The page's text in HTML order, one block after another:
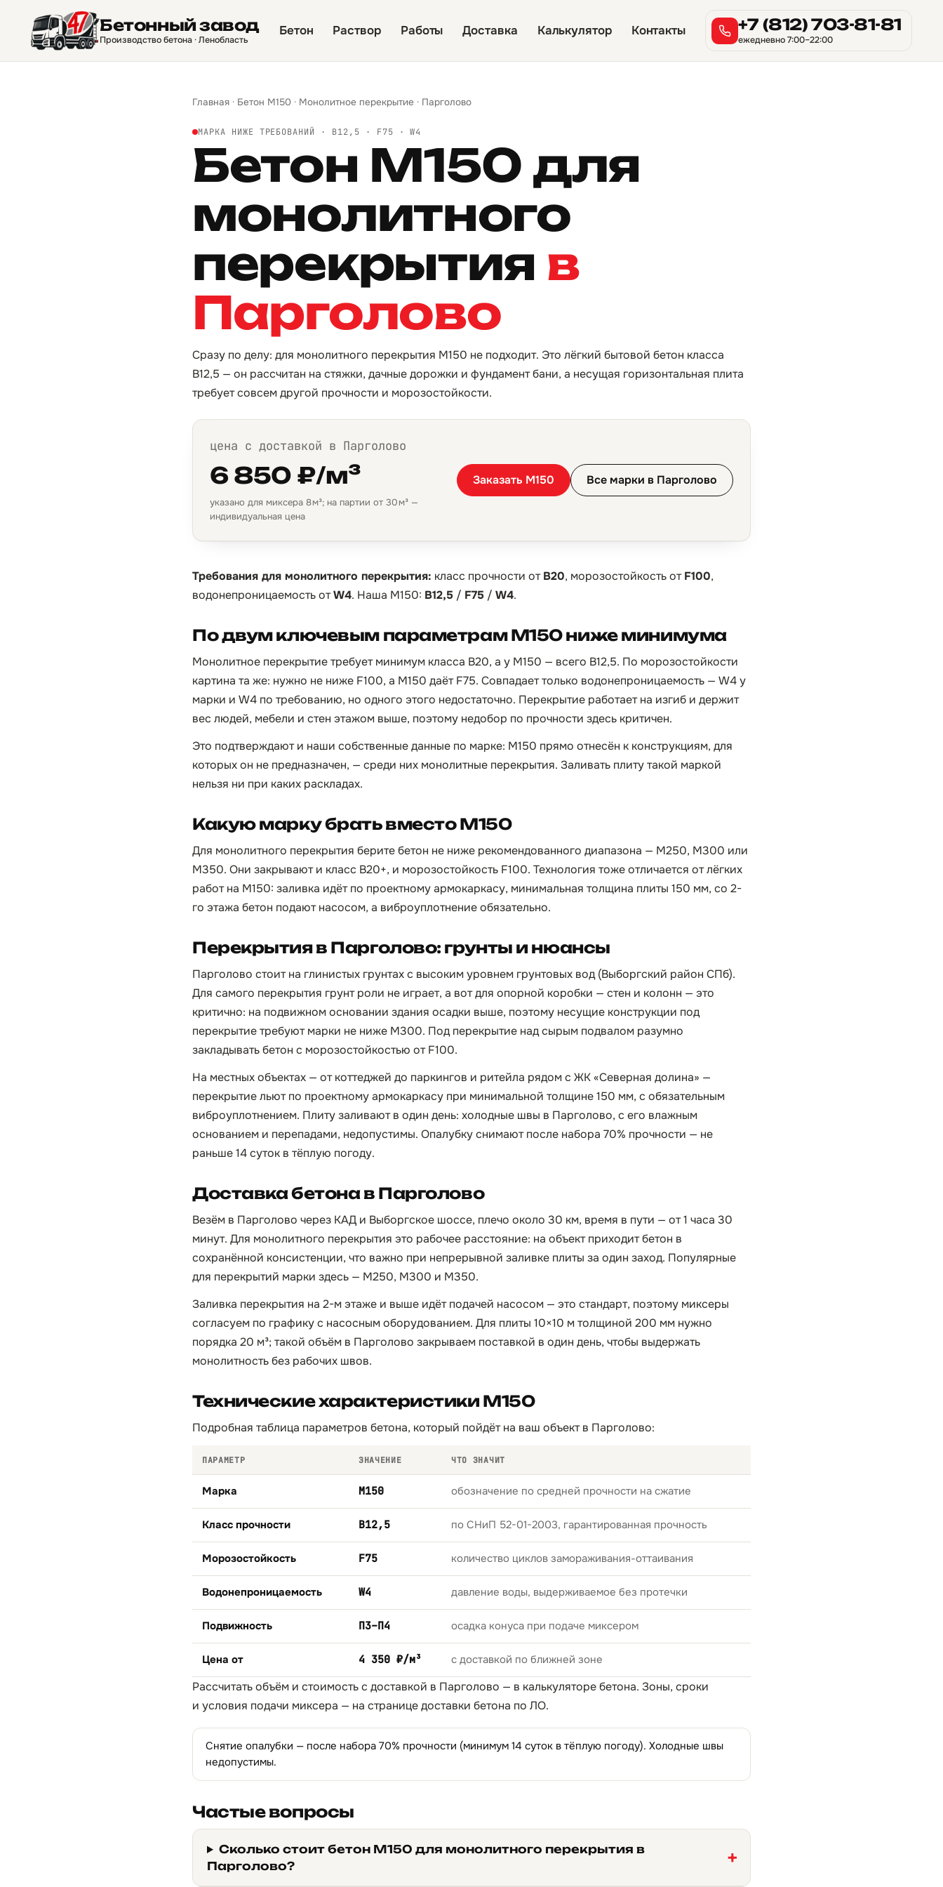
Бетонный завод
Производство бетона · Ленобласть
Бетон Раствор Работы Доставка Калькулятор Контакты +7 (812) 703-81-81
ежедневно 7:00–22:00
Главная · Бетон М150 · Монолитное перекрытие · Парголово
МАРКА НИЖЕ ТРЕБОВАНИЙ · B12,5 · F75 · W4
Бетон М150 для
монолитного
перекрытия в
Парголово
Сразу по делу: для монолитного перекрытия М150 не подходит. Это лёгкий бытовой бетон класса
B12,5 — он рассчитан на стяжки, дачные дорожки и фундамент бани, а несущая горизонтальная плита
требует совсем другой прочности и морозостойкости.
цена с доставкой в Парголово
6 850 ₽/м³
указано для миксера 8 м³; на партии от 30 м³ —
индивидуальная цена
Заказать М150 Все марки в Парголово
Требования для монолитного перекрытия: класс прочности отB20, морозостойкость отF100,
водонепроницаемость отW4. Наша М150: B12,5 / F75 / W4.
По двум ключевым параметрам М150 ниже минимума
Монолитное перекрытие требует минимум класса B20, а у М150 — всего B12,5. По морозостойкости
картина та же: нужно не ниже F100, а М150 даёт F75. Совпадает только водонепроницаемость — W4 у
марки и W4 по требованию, но одного этого недостаточно. Перекрытие работает на изгиб и держит
вес людей, мебели и стен этажом выше, поэтому недобор по прочности здесь критичен.
Это подтверждают и наши собственные данные по марке: М150 прямо отнесён к конструкциям, для
которых он не предназначен, — среди них монолитные перекрытия. Заливать плиту такой маркой
нельзя ни при каких раскладах.
Какую марку брать вместо М150
Для монолитного перекрытия берите бетон не ниже рекомендованного диапазона — М250, М300 или
М350. Они закрывают и класс B20+, и морозостойкость F100. Технология тоже отличается от лёгких
работ на М150: заливка идёт по проектному армокаркасу, минимальная толщина плиты 150 мм, со 2-
го этажа бетон подают насосом, а виброуплотнение обязательно.
Перекрытия в Парголово: грунты и нюансы
Парголово стоит на глинистых грунтах с высоким уровнем грунтовых вод (Выборгский район СПб).
Для самого перекрытия грунт роли не играет, а вот для опорной коробки — стен и колонн — это
критично: на подвижном основании здания осадки выше, поэтому несущие конструкции под
перекрытие требуют марки не ниже М300. Под перекрытие над сырым подвалом разумно
закладывать бетон с морозостойкостью от F100.
На местных объектах — от коттеджей до паркингов и ритейла рядом с ЖК «Северная долина» —
перекрытие льют по проектному армокаркасу при минимальной толщине 150 мм, с обязательным
виброуплотнением. Плиту заливают в один день: холодные швы в Парголово, с его влажным
основанием и перепадами, недопустимы. Опалубку снимают после набора 70% прочности — не
раньше 14 суток в тёплую погоду.
Доставка бетона в Парголово
Везём в Парголово через КАД и Выборгское шоссе, плечо около 30 км, время в пути — от 1 часа 30
минут. Для монолитного перекрытия это рабочее расстояние: на объект приходит бетон в
сохранённой консистенции, что важно при непрерывной заливке плиты за один заход. Популярные
для перекрытий марки здесь — М250, М300 и М350.
Заливка перекрытия на 2-м этаже и выше идёт подачей насосом — это стандарт, поэтому миксеры
согласуем по графику с насосным оборудованием. Для плиты 10×10 м толщиной 200 мм нужно
порядка 20 м³; такой объём в Парголово закрываем поставкой в один день, чтобы выдержать
монолитность без рабочих швов.
Технические характеристики М150
Подробная таблица параметров бетона, который пойдёт на ваш объект в Парголово:
ПАРАМЕТР ЗНАЧЕНИЕ ЧТО ЗНАЧИТ
Марка М150 обозначение по средней прочности на сжатие
Класс прочности B12,5 по СНиП 52-01-2003, гарантированная прочность
Морозостойкость F75 количество циклов замораживания-оттаивания
Водонепроницаемость W4 давление воды, выдерживаемое без протечки
Подвижность П3–П4 осадка конуса при подаче миксером
Цена от 4 350 ₽/м³ с доставкой по ближней зоне
Рассчитать объём и стоимость с доставкой в Парголово — в калькуляторе бетона. Зоны, сроки
и условия подачи миксера — на страницедоставки бетона по ЛО.
Снятие опалубки — после набора 70% прочности (минимум 14 суток в тёплую погоду). Холодные швы
недопустимы.
Частые вопросы
Сколько стоит бетон М150 для монолитного перекрытия в
Парголово?